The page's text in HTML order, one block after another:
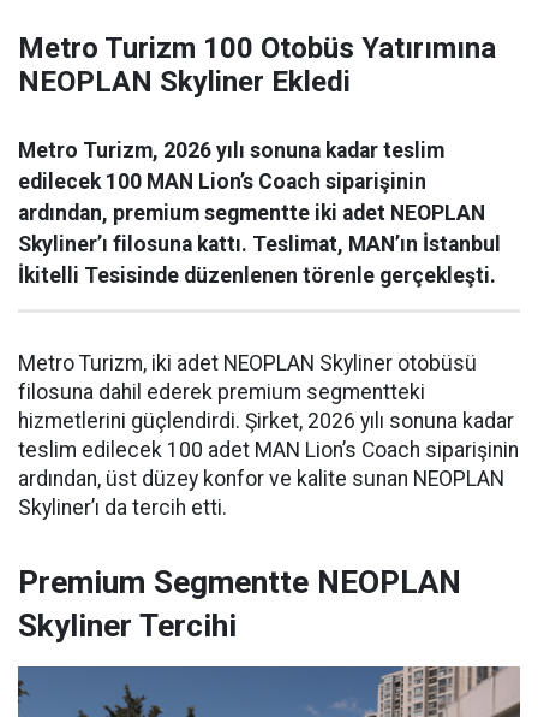
Metro Turizm 100 Otobüs Yatırımına
NEOPLAN Skyliner Ekledi
Metro Turizm, 2026 yılı sonuna kadar teslim
edilecek 100 MAN Lion’s Coach siparişinin
ardından, premium segmentte iki adet NEOPLAN
Skyliner’ı filosuna kattı. Teslimat, MAN’ın İstanbul
İkitelli Tesisinde düzenlenen törenle gerçekleşti.
Metro Turizm, iki adet NEOPLAN Skyliner otobüsü
filosuna dahil ederek premium segmentteki
hizmetlerini güçlendirdi. Şirket, 2026 yılı sonuna kadar
teslim edilecek 100 adet MAN Lion’s Coach siparişinin
ardından, üst düzey konfor ve kalite sunan NEOPLAN
Skyliner’ı da tercih etti.
Premium Segmentte NEOPLAN
Skyliner Tercihi